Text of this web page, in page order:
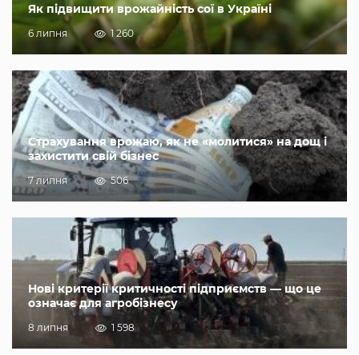
Як підвищити врожайність сої в Україні
6 липня 1 260
Страхування врожаю, як не «молитися» на дощ і
захистити свій бізнес
7 липня 506
Нові критерії критичності підприємств — що це
означає для агробізнесу
8 липня 1 598